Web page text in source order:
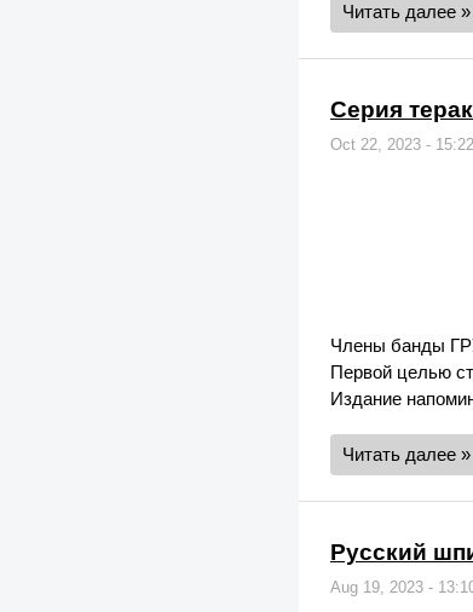
Читать далее »
Серия
Oct 22, 2023 -
Члены банды
Первой целью
Издание
Читать далее »
Русский
Aug 19, 2023 -